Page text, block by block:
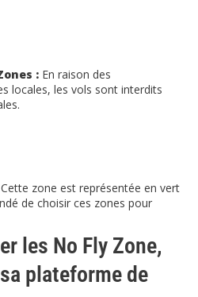
: En raison des
locales, les vols sont interdits
Cette zone est représentée en vert
de choisir ces zones pour
les No Fly Zone,
plateforme de